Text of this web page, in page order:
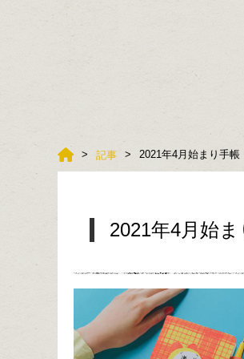
記事 2021年4月始まり手帳
2021年4月始